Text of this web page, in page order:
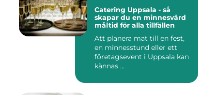
Catering Uppsala - så
skapar du en minnesvärd
måltid för alla tillfällen
Att planera mat till en fest,
en minnesstund eller ett
företagsevent i Uppsala kan
kännas ...